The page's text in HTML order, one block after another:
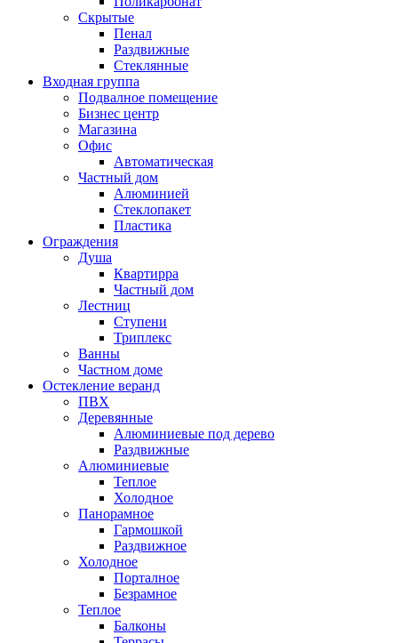
Скрытые
Пенал
Раздвижные
Стеклянные
Входная группа
Подвалное помещение
Бизнес центр
Магазина
Офис
Автоматическая
Частный дом
Алюминией
Стеклопакет
Пластика
Ограждения
Душа
Квартирра
Частный дом
Лестниц
Ступени
Триплекс
Ванны
Частном доме
Остекление веранд
ПВХ
Деревянные
Алюминиевые под дерево
Раздвижные
Алюминиевые
Теплое
Холодное
Панорамное
Гармошкой
Раздвижное
Холодное
Порталное
Безрамное
Теплое
Балконы